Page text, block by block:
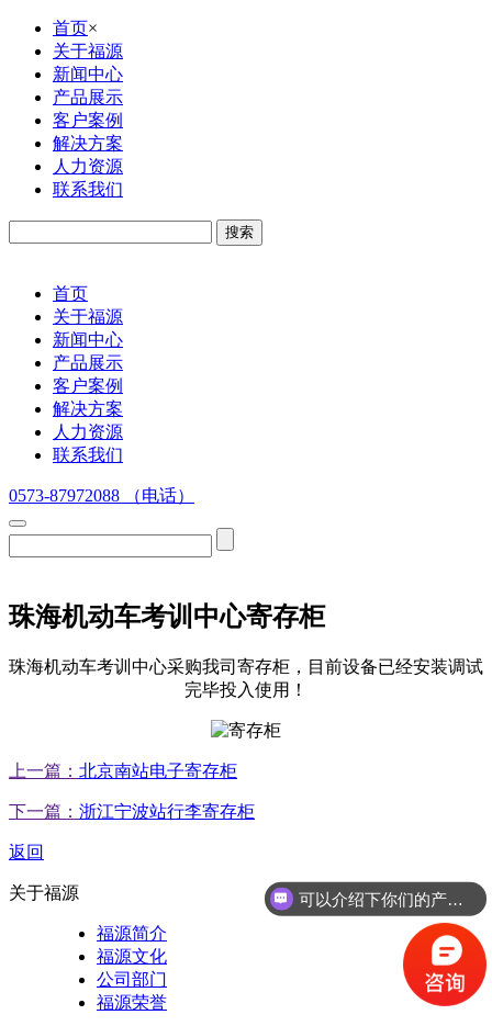
首页×
关于福源
新闻中心
产品展示
客户案例
解决方案
人力资源
联系我们
首页
关于福源
新闻中心
产品展示
客户案例
解决方案
人力资源
联系我们
0573-87972088 （电话）
珠海机动车考训中心寄存柜
珠海机动车考训中心采购我司寄存柜，目前设备已经安装调试
完毕投入使用！
上一篇： 北京南站电子寄存柜
下一篇： 浙江宁波站行李寄存柜
返回
关于福源
福源简介
福源文化
公司部门
福源荣誉
可以介绍下你们的产品么？